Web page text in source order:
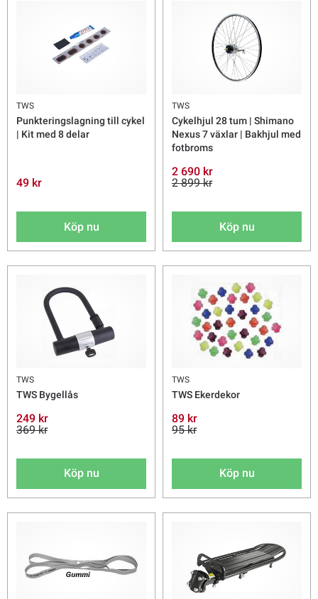
TWS
Punkteringslagning till cykel
| Kit med 8 delar
49 kr
Köp nu
TWS
Cykelhjul 28 tum | Shimano
Nexus 7 växlar | Bakhjul med
fotbroms
2 690 kr
2 899 kr
Köp nu
TWS
TWS Bygellås
249 kr
369 kr
Köp nu
TWS
TWS Ekerdekor
89 kr
95 kr
Köp nu